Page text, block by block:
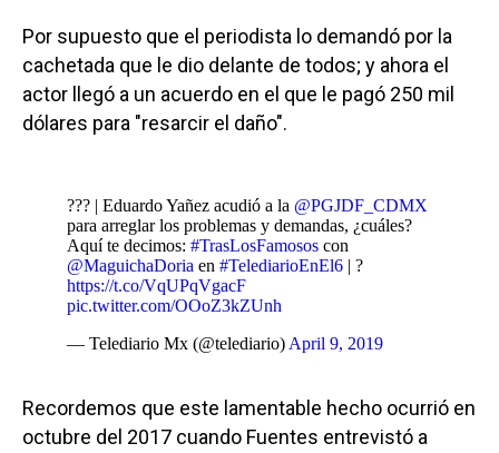
Por supuesto que el periodista lo demandó por la
cachetada que le dio delante de todos; y ahora el
actor llegó a un acuerdo en el que le pagó 250 mil
dólares para "resarcir el daño".
??? | Eduardo Yañez acudió a la @PGJDF_CDMX
para arreglar los problemas y demandas, ¿cuáles?
Aquí te decimos: #TrasLosFamosos con
@MaguichaDoria en #TelediarioEnEl6 | ?
https://t.co/VqUPqVgacF
pic.twitter.com/OOoZ3kZUnh
— Telediario Mx (@telediario) April 9, 2019
Recordemos que este lamentable hecho ocurrió en
octubre del 2017 cuando Fuentes entrevistó a